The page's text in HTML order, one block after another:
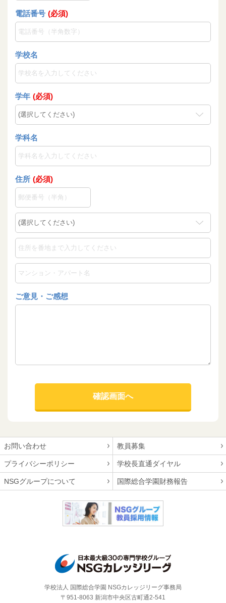
電話番号 (必須)
学校名
学年 (必須)
学科名
住所 (必須)
ご意見・ご感想
お問い合わせ 教員募集
プライバシーポリシー 学校長直通ダイヤル
NSGグループについて 国際総合学園財務報告
学校法人 国際総合学園 NSGカレッジリーグ事務局
〒951-8063 新潟市中央区古町通2-541